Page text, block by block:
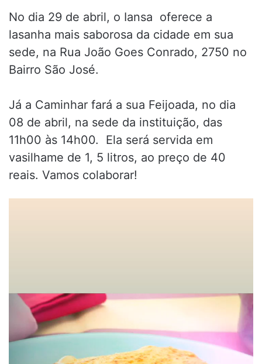
No dia 29 de abril, o Iansa oferece a
lasanha mais saborosa da cidade em sua
sede, na Rua João Goes Conrado, 2750 no
Bairro São José.
Já a Caminhar fará a sua Feijoada, no dia
08 de abril, na sede da instituição, das
11h00 às 14h00. Ela será servida em
vasilhame de 1, 5 litros, ao preço de 40
reais. Vamos colaborar!